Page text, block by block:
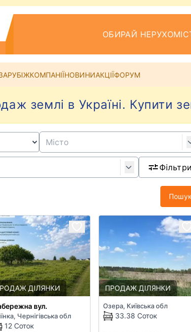
ОБИРАЙ
КОМПАНІЇНОВИНИАКЦІЇФОРУМ
землі в Україні. Купити
Фільтри
Пошук
ДІЛЯНКИ
вул.
Чернігівська обл
12 Соток
ПРОДАЖ ДІЛЯНКИ
Озера, Київська обл
33.38 Соток